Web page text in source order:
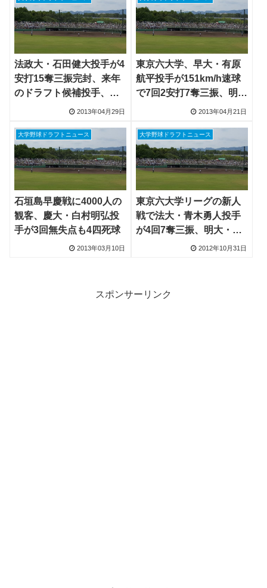
法政大・石田健大投手が4
安打15奪三振完封、来年
のドラフト候補投手、明
治大ｖｓ早稲田大は引き
2013年04月29日
東京六大学、早大・有原
航平投手が151km/h速球
で7回2安打7奪三振、明
大・山崎福也投手も2013年04月21日
大学野球ドラフトニュース
石垣島早慶戦に4000人の
観客、慶大・白村明弘投
手が3回無失点も4四死球
2013年03月10日
大学野球ドラフトニュース
東京六大学リーグの新人
戦で法大・青木勇人投手
が4回7奪三振、明大・宮
内和也、真栄平大輝選手
2012年10月31日
スポンサーリンク